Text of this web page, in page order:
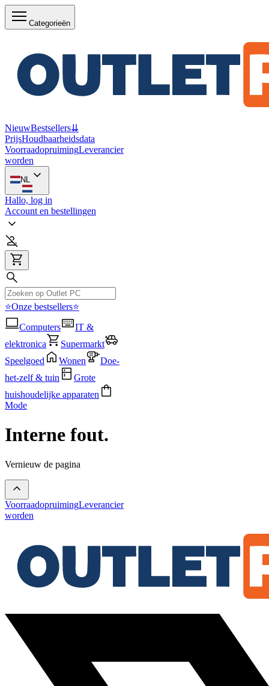
Categorieën
NieuwBestsellers⇊
PrijsHoudbaarheidsdata
VoorraadopruimingLeverancier
worden
NL
Hallo, log in
Account en bestellingen
⭐Onze bestsellers⭐
Computers
IT &
elektronica
Supermarkt
Speelgoed
Wonen
Doe-
het-zelf & tuin
Grote
huishoudelijke apparaten
Mode
Interne fout.
Vernieuw de pagina
VoorraadopruimingLeverancier
worden